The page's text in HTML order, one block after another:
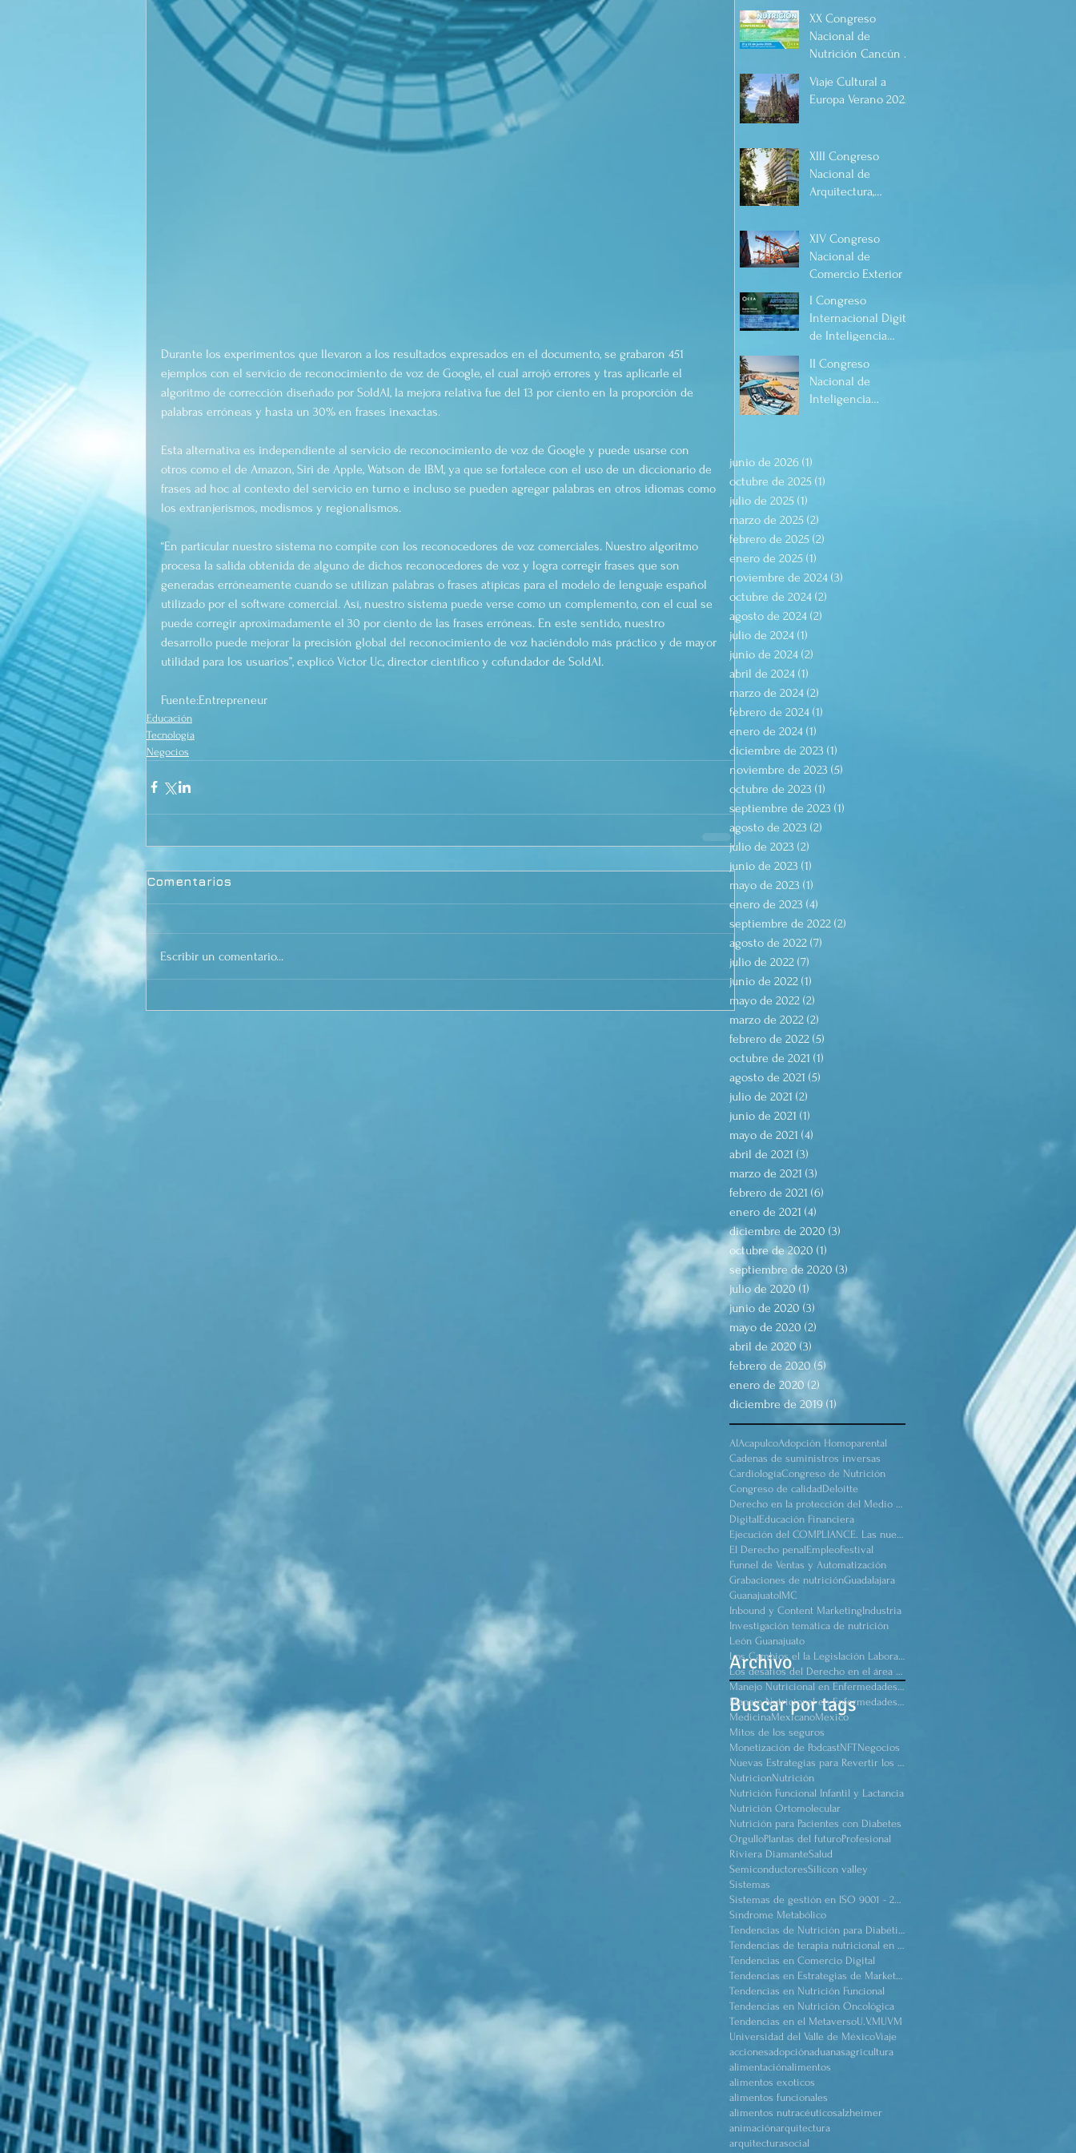
Durante los experimentos que llevaron a los resultados expresados en el documento, se grabaron 451
ejemplos con el servicio de reconocimiento de voz de Google, el cual arrojó errores y tras aplicarle el
algoritmo de corrección diseñado por SoldAI, la mejora relativa fue del 13 por ciento en la proporción de
palabras erróneas y hasta un 30% en frases inexactas.
Esta alternativa es independiente al servicio de reconocimiento de voz de Google y puede usarse con
otros como el de Amazon, Siri de Apple, Watson de IBM, ya que se fortalece con el uso de un diccionario de
frases ad hoc al contexto del servicio en turno e incluso se pueden agregar palabras en otros idiomas como
los extranjerismos, modismos y regionalismos.
“En particular nuestro sistema no compite con los reconocedores de voz comerciales. Nuestro algoritmo
procesa la salida obtenida de alguno de dichos reconocedores de voz y logra corregir frases que son
generadas erróneamente cuando se utilizan palabras o frases atípicas para el modelo de lenguaje español
utilizado por el software comercial. Así, nuestro sistema puede verse como un complemento, con el cual se
puede corregir aproximadamente el 30 por ciento de las frases erróneas. En este sentido, nuestro
desarrollo puede mejorar la precisión global del reconocimiento de voz haciéndolo más práctico y de mayor
utilidad para los usuarios”, explicó Víctor Uc, director científico y cofundador de SoldAI.
Fuente:Entrepreneur
Educación
Tecnología
Negocios
Comentarios
Escribir un comentario...
Artificial 2025, de
forma virtual!
Quintana Roo, 21 y
22 de junio de 2025.
XX Congreso
Nacional de
Nutrición Cancún 21
Viaje Cultural a
Europa Verano 2025
XIII Congreso
Nacional de
Arquitectura,
2025, Cancún.
XIV Congreso
Nacional de
Comercio Exterior y
Puerto de
Manzanillo, Mayo
2025.
I Congreso
Internacional Digital
de Inteligencia
II Congreso
Nacional de
Inteligencia
junio de 2026 (1)
octubre de 2025 (1)
julio de 2025 (1)
marzo de 2025 (2)
febrero de 2025 (2)
enero de 2025 (1)
noviembre de 2024 (3)
octubre de 2024 (2)
agosto de 2024 (2)
julio de 2024 (1)
junio de 2024 (2)
abril de 2024 (1)
marzo de 2024 (2)
febrero de 2024 (1)
enero de 2024 (1)
diciembre de 2023 (1)
noviembre de 2023 (5)
octubre de 2023 (1)
septiembre de 2023 (1)
agosto de 2023 (2)
julio de 2023 (2)
junio de 2023 (1)
mayo de 2023 (1)
enero de 2023 (4)
septiembre de 2022 (2)
agosto de 2022 (7)
julio de 2022 (7)
junio de 2022 (1)
mayo de 2022 (2)
marzo de 2022 (2)
febrero de 2022 (5)
octubre de 2021 (1)
agosto de 2021 (5)
julio de 2021 (2)
junio de 2021 (1)
mayo de 2021 (4)
abril de 2021 (3)
marzo de 2021 (3)
febrero de 2021 (6)
enero de 2021 (4)
diciembre de 2020 (3)
octubre de 2020 (1)
septiembre de 2020 (3)
julio de 2020 (1) 1 entrada
junio de 2020 (3)
mayo de 2020 (2) 2 entradas
abril de 2020 (3)
febrero de 2020 (5)
enero de 2020 (2) 2 entradas
diciembre de 2019 (1)
Archivo
Buscar por tags
AIAcapulcoAdopción Homoparental
Cadenas de suministros inversas
CardiologíaCongreso de Nutrición
Congreso de calidadDeloitte
DigitalEducación Financiera
El Derecho penalEmpleoFestival
Funnel de Ventas y Automatización
Grabaciones de nutriciónGuadalajara
GuanajuatoIMC
Inbound y Content MarketingIndustria
Investigación temática de nutrición
León Guanajuato
MedicinaMexicanoMexico
Mitos de los seguros
Monetización de PodcastNFTNegocios
NutricionNutrición
Nutrición Funcional Infantil y Lactancia
Nutrición Ortomolecular
Nutrición para Pacientes con Diabetes
OrgulloPlantas del futuroProfesional
Riviera DiamanteSalud
SemiconductoresSilicon valley
Sistemas
Síndrome Metabólico
Tendencias en Comercio Digital
Tendencias en Nutrición Funcional
Tendencias en Nutrición Oncológica
Tendencias en el MetaversoU.V.MUVM
Universidad del Valle de MéxicoViaje
accionesadopciónaduanasagricultura
alimentaciónalimentos
alimentos exoticos
alimentos funcionales
alimentos nutracéuticosalzheimer
animaciónarquitectura
arquitecturasocial